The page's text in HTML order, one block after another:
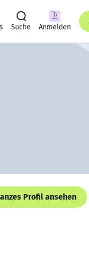
Suche Anmelden
Profil ansehen